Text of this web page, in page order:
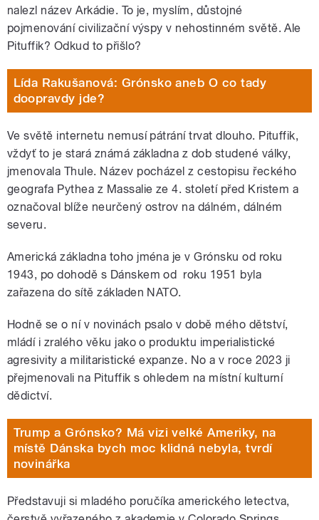
nalezl název Arkádie. To je, myslím, důstojné
pojmenování civilizační výspy v nehostinném světě. Ale
Pituffik? Odkud to přišlo?
Lída Rakušanová: Grónsko aneb O co tady
doopravdy jde?
Ve světě internetu nemusí pátrání trvat dlouho. Pituffik,
vždyť to je stará známá základna z dob studené války,
jmenovala Thule. Název pocházel z cestopisu řeckého
geografa Pythea z Massalie ze 4. století před Kristem a
označoval blíže neurčený ostrov na dálném, dálném
severu.
Americká základna toho jména je v Grónsku od roku
1943, po dohodě s Dánskem od roku 1951 byla
zařazena do sítě základen NATO.
Hodně se o ní v novinách psalo v době mého dětství,
mládí i zralého věku jako o produktu imperialistické
agresivity a militaristické expanze. No a v roce 2023 ji
přejmenovali na Pituffik s ohledem na místní kulturní
dědictví.
Trump a Grónsko? Má vizi velké Ameriky, na
místě Dánska bych moc klidná nebyla, tvrdí
novinářka
Představuji si mladého poručíka amerického letectva,